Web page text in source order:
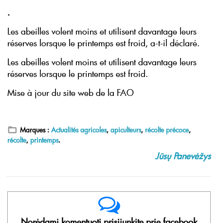
.
Les abeilles volent moins et utilisent davantage leurs
réserves lorsque le printemps est froid, a-t-il déclaré.
Les abeilles volent moins et utilisent davantage leurs
réserves lorsque le printemps est froid.
Mise à jour du site web de la FAO
Marques : Actualités agricoles, apiculteurs, récolte précoce,
récolte, printemps.
Jūsų Panevėžys